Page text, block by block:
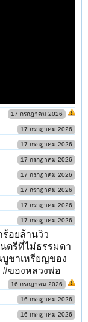
17 กรกฎาคม 2026
17 กรกฎาคม 2026
17 กรกฎาคม 2026
17 กรกฎาคม 2026
17 กรกฎาคม 2026
17 กรกฎาคม 2026
17 กรกฎาคม 2026
17 กรกฎาคม 2026
ร้อยล้านวิว
นตรีที่ไม่ธรรมดา
ชาเหรียญของ
ของหลวงพ่อ
16 กรกฎาคม 2026
16 กรกฎาคม 2026
16 กรกฎาคม 2026